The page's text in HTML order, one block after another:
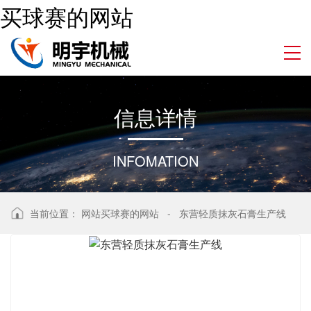
买球赛的网站
信息详情
INFOMATION
当前位置： 网站买球赛的网站 - 东营轻质抹灰石膏生产线